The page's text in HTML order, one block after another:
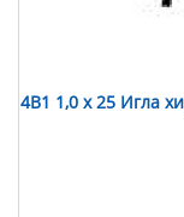
4В1 1,0 х 25 Игла